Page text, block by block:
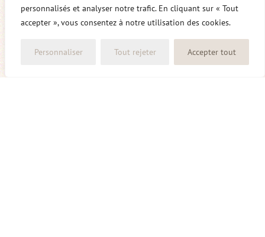
personnalisés et analyser notre trafic. En cliquant sur « Tout
accepter », vous consentez à notre utilisation des cookies.
Personnaliser Tout rejeter Accepter tout